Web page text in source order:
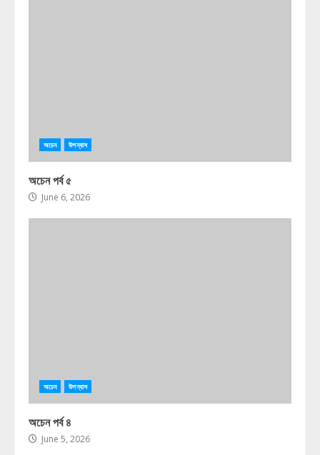
অচেন উপন্যাস
অচেন পর্ব ৫
June 6, 2026
অচেন উপন্যাস
অচেন পর্ব ৪
June 5, 2026